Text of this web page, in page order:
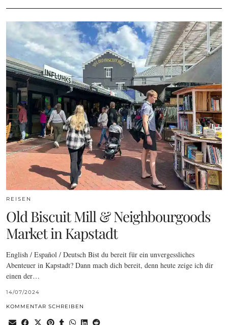
REISEN
Old Biscuit Mill & Neighbourgoods
Market in Kapstadt
English / Español / Deutsch Bist du bereit für ein unvergessliches
Abenteuer in Kapstadt? Dann mach dich bereit, denn heute zeige ich dir
einen der…
14/07/2024
KOMMENTAR SCHREIBEN